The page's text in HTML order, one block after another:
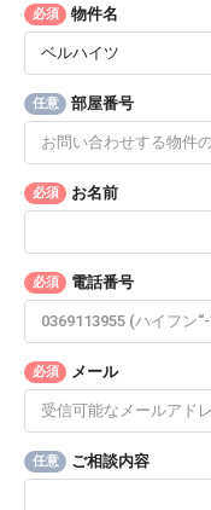
必須 物件名
任意 部屋番号
必須 お名前
必須 電話番号
必須 メール
任意 ご相談内容